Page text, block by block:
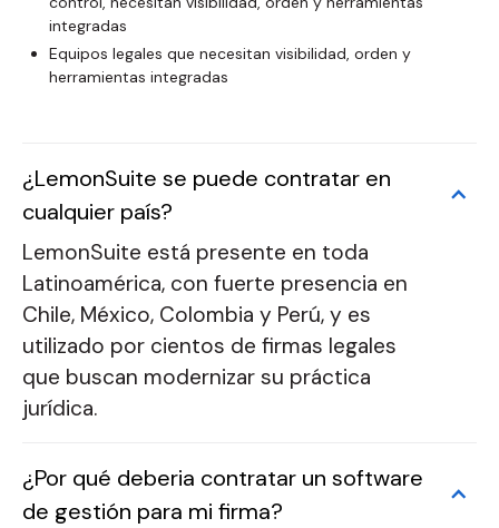
integradas
Equipos legales que necesitan visibilidad, orden y
herramientas integradas
¿LemonSuite se puede contratar en
cualquier país?
LemonSuite está presente en toda
Latinoamérica, con fuerte presencia en
Chile, México, Colombia y Perú, y es
utilizado por cientos de firmas legales
que buscan modernizar su práctica
jurídica.
¿Por qué deberia contratar un software
de gestión para mi firma?